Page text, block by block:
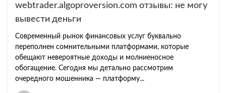
webtrader.algoproversion.com отзывы: не могу
вывести деньги
Современный рынок финансовых услуг буквально
переполнен сомнительными платформами, которые
обещают невероятные доходы и молниеносное
обогащение. Сегодня мы детально рассмотрим
очередного мошенника — платформу...